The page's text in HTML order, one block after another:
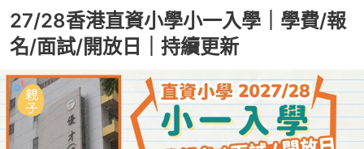
27/28香港直資小學小一入學｜學費/報
名/面試/開放日｜持續更新